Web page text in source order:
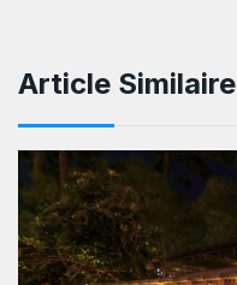
Article Similaire